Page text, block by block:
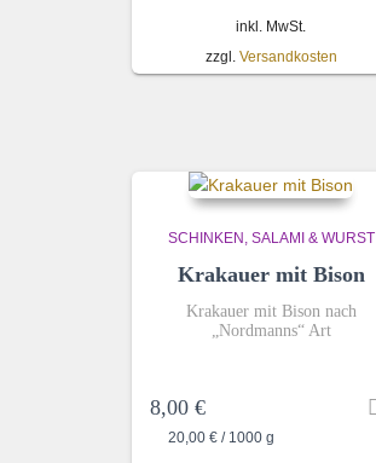
inkl. MwSt.
zzgl. Versandkosten
SCHINKEN, SALAMI & WURST
Krakauer mit Bison
Krakauer mit Bison nach
„Nordmanns“ Art
8,00 €
20,00 € / 1000 g